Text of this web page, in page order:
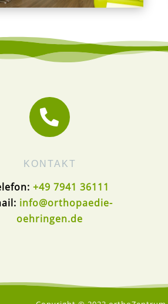

KONTAKT
+49 7941 36111
info@orthopaedie-
oehringen.de